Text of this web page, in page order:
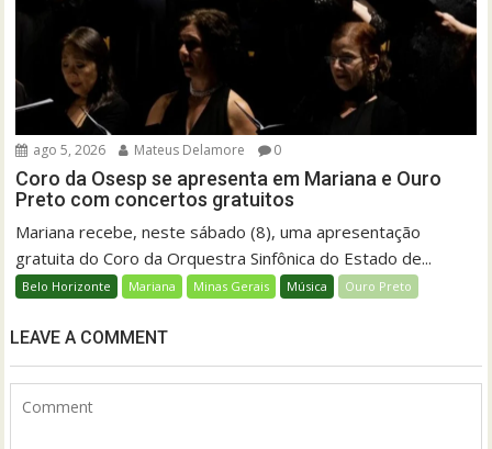
ago 5, 2026 Mateus Delamore 0
Coro da Osesp se apresenta em Mariana e Ouro
Preto com concertos gratuitos
Mariana recebe, neste sábado (8), uma apresentação
gratuita do Coro da Orquestra Sinfônica do Estado de...
Belo Horizonte Mariana Minas Gerais Música Ouro Preto
LEAVE A COMMENT